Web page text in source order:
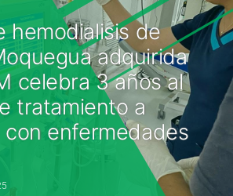
hemodialisis de
adquirida
celebra 3 años al
tratamiento a
enfermedades